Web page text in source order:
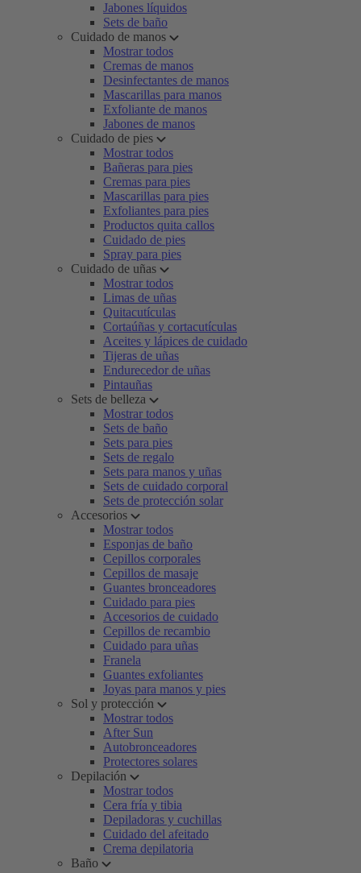
Jabones líquidos
Sets de baño
Cuidado de manos
Mostrar todos
Cremas de manos
Desinfectantes de manos
Mascarillas para manos
Exfoliante de manos
Jabones de manos
Cuidado de pies
Mostrar todos
Bañeras para pies
Cremas para pies
Mascarillas para pies
Exfoliantes para pies
Productos quita callos
Cuidado de pies
Spray para pies
Cuidado de uñas
Mostrar todos
Limas de uñas
Quitacutículas
Cortaúñas y cortacutículas
Aceites y lápices de cuidado
Tijeras de uñas
Endurecedor de uñas
Pintauñas
Sets de belleza
Mostrar todos
Sets de baño
Sets para pies
Sets de regalo
Sets para manos y uñas
Sets de cuidado corporal
Sets de protección solar
Accesorios
Mostrar todos
Esponjas de baño
Cepillos corporales
Cepillos de masaje
Guantes bronceadores
Cuidado para pies
Accesorios de cuidado
Cepillos de recambio
Cuidado para uñas
Franela
Guantes exfoliantes
Joyas para manos y pies
Sol y protección
Mostrar todos
After Sun
Autobronceadores
Protectores solares
Depilación
Mostrar todos
Cera fría y tibia
Depiladoras y cuchillas
Cuidado del afeitado
Crema depilatoria
Baño